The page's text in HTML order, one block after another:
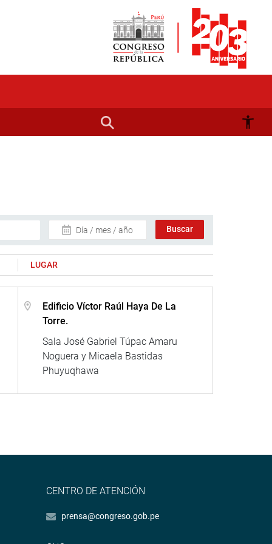
Día / mes / año
LUGAR
Edificio Víctor Raúl Haya De La
Torre.
Sala José Gabriel Túpac Amaru
Noguera y Micaela Bastidas
Phuyuqhawa
CENTRO DE ATENCIÓN
prensa@congreso.gob.pe